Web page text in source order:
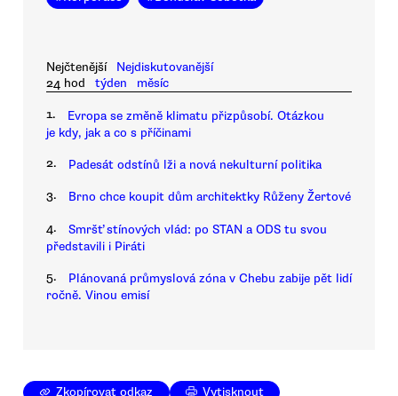
Nejčtenější
Nejdiskutovanější
24 hod
týden měsíc
1.
Evropa se změně klimatu přizpůsobí. Otázkou
je kdy, jak a co s příčinami
2. Padesát odstínů lži a nová nekulturní politika
3. Brno chce koupit dům architektky Růženy Žertové
4.
Smršť stínových vlád: po STAN a ODS tu svou
představili i Piráti
5.
Plánovaná průmyslová zóna v Chebu zabije pět lidí
ročně. Vinou emisí
Zkopírovat odkaz Vytisknout